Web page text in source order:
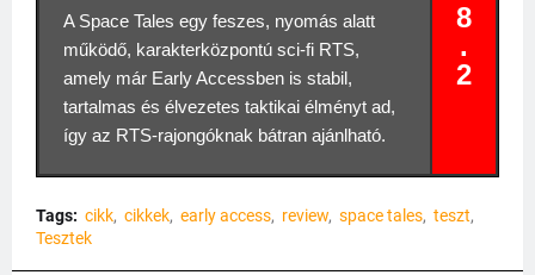
A Space Tales egy feszes, nyomás alatt
működő, karakterközpontú sci-fi RTS,
amely már Early Accessben is stabil,
tartalmas és élvezetes taktikai élményt ad,
így az RTS‑rajongóknak bátran ajánlható.
8
.
2
Tags: cikk cikkek early access review space tales teszt
Tesztek